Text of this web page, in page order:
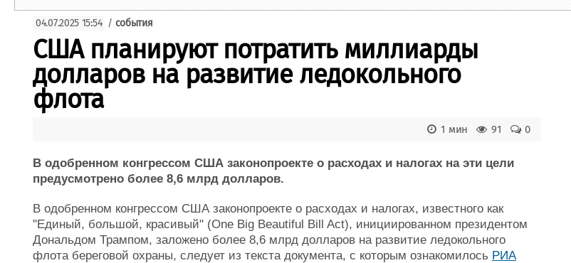
Судостроение
Пульс
Новости
Репутация
Работа
Крюинг
Торговая площадка
Доска объявлений
Продажа флота
Оборудование
Изделия
Конференции
Личности
Флот
Форум
Отзывы
Все службы
04.07.2025 15:54 / события
США планируют потратить миллиарды
долларов на развитие ледокольного
флота
0
91
1 мин
В одобренном конгрессом США законопроекте о расходах и налогах на эти цели
предусмотрено более 8,6 млрд долларов.
В одобренном конгрессом США законопроекте о расходах и налогах, известного как
"Единый, большой, красивый" (One Big Beautiful Bill Act), инициированном президентом
Дональдом Трампом, заложено более 8,6 млрд долларов на развитие ледокольного
флота береговой охраны, следует из текста документа, с которым ознакомилось РИА